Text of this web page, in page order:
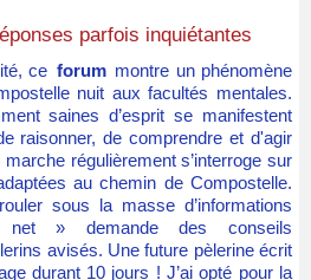
parfois inquiétantes
ce forum montre un phénomène
nuit aux facultés mentales.
saines d’esprit se manifestent
raisonner, de comprendre et d'agir
marche régulièrement s’interroge sur
au chemin de Compostelle.
sous la masse d’informations
» demande des conseils
avisés. Une future pèlerine écrit
durant 10 jours ! J’ai opté pour la